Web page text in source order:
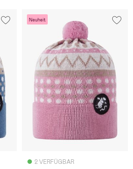
Neuheit
2 VERFÜGBAR